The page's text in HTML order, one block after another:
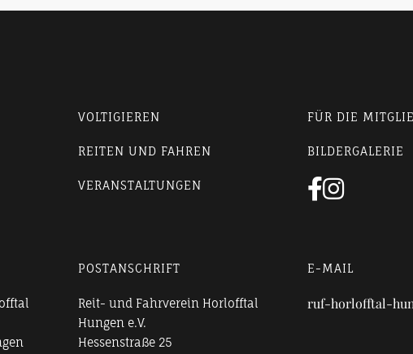
VOLTIGIEREN
REITEN UND FAHREN
VERANSTALTUNGEN
FÜR DIE
BILDERGALERIE

POSTANSCHRIFT
Reit- und Fahrverein Horlofftal
Hungen e.V.
Hessenstraße 25
E-MAIL
ruf-horlofftal-